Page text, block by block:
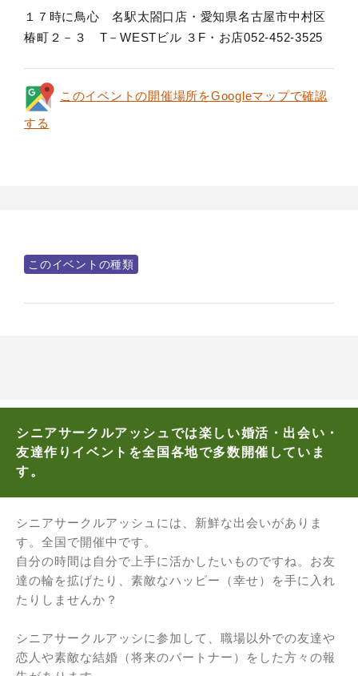
１７時に鳥心 名駅太閤口店・愛知県名古屋市中村区
椿町２－３ T－WESTビル ３F・お店052-452-3525
このイベントの開催場所をGoogleマップで確認
する
このイベントの種類
シニアサークルアッシュでは楽しい婚活・出会い・
友達作りイベントを全国各地で多数開催していま
す。
シニアサークルアッシュには、新鮮な出会いがありま
す。全国で開催中です。
自分の時間は自分で上手に活かしたいものですね。お友
達の輪を拡げたり、素敵なハッピー（幸せ）を手に入れ
たりしませんか？
シニアサークルアッシに参加して、職場以外での友達や
恋人や素敵な結婚（将来のパートナー）をした方々の報